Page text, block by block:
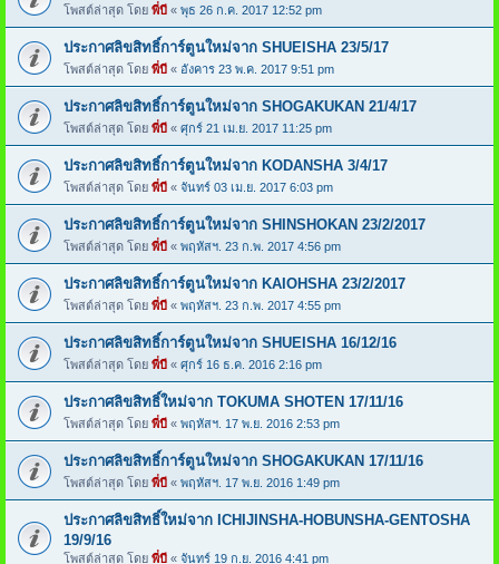
โพสต์ล่าสุด โดย พี่บี « พุธ 26 ก.ค. 2017 12:52 pm
ประกาศลิขสิทธิ์การ์ตูนใหม่จาก SHUEISHA 23/5/17
โพสต์ล่าสุด โดย พี่บี « อังคาร 23 พ.ค. 2017 9:51 pm
ประกาศลิขสิทธิ์การ์ตูนใหม่จาก SHOGAKUKAN 21/4/17
โพสต์ล่าสุด โดย พี่บี « ศุกร์ 21 เม.ย. 2017 11:25 pm
ประกาศลิขสิทธิ์การ์ตูนใหม่จาก KODANSHA 3/4/17
โพสต์ล่าสุด โดย พี่บี « จันทร์ 03 เม.ย. 2017 6:03 pm
ประกาศลิขสิทธิ์การ์ตูนใหม่จาก SHINSHOKAN 23/2/2017
โพสต์ล่าสุด โดย พี่บี « พฤหัสฯ. 23 ก.พ. 2017 4:56 pm
ประกาศลิขสิทธิ์การ์ตูนใหม่จาก KAIOHSHA 23/2/2017
โพสต์ล่าสุด โดย พี่บี « พฤหัสฯ. 23 ก.พ. 2017 4:55 pm
ประกาศลิขสิทธิ์การ์ตูนใหม่จาก SHUEISHA 16/12/16
โพสต์ล่าสุด โดย พี่บี « ศุกร์ 16 ธ.ค. 2016 2:16 pm
ประกาศลิขสิทธิ์ใหม่จาก TOKUMA SHOTEN 17/11/16
โพสต์ล่าสุด โดย พี่บี « พฤหัสฯ. 17 พ.ย. 2016 2:53 pm
ประกาศลิขสิทธิ์การ์ตูนใหม่จาก SHOGAKUKAN 17/11/16
โพสต์ล่าสุด โดย พี่บี « พฤหัสฯ. 17 พ.ย. 2016 1:49 pm
ประกาศลิขสิทธิ์ใหม่จาก ICHIJINSHA-HOBUNSHA-GENTOSHA
19/9/16
โพสต์ล่าสุด โดย พี่บี « จันทร์ 19 ก.ย. 2016 4:41 pm